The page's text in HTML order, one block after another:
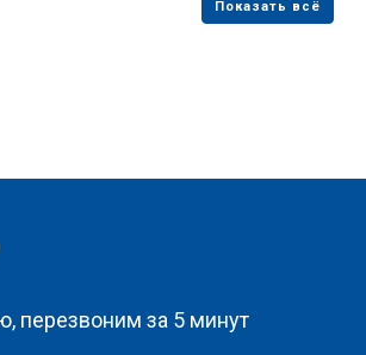
перезвоним за 5 минут